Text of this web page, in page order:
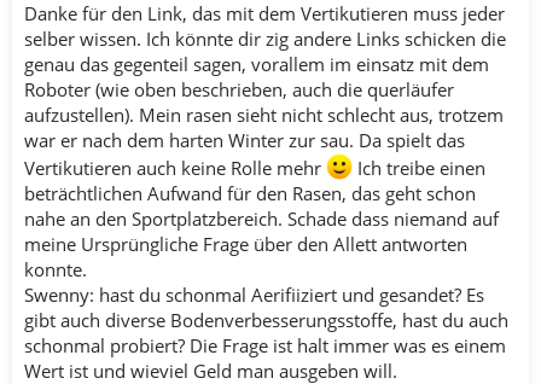
Danke für den Link, das mit dem Vertikutieren muss jeder
selber wissen. Ich könnte dir zig andere Links schicken die
genau das gegenteil sagen, vorallem im einsatz mit dem
Roboter (wie oben beschrieben, auch die querläufer
aufzustellen). Mein rasen sieht nicht schlecht aus, trotzem
war er nach dem harten Winter zur sau. Da spielt das
Vertikutieren auch keine Rolle mehr
Ich treibe einen
beträchtlichen Aufwand für den Rasen, das geht schon
nahe an den Sportplatzbereich. Schade dass niemand auf
meine Ursprüngliche Frage über den Allett antworten
konnte.
Swenny: hast du schonmal Aerifiiziert und gesandet? Es
gibt auch diverse Bodenverbesserungsstoffe, hast du auch
schonmal probiert? Die Frage ist halt immer was es einem
Wert ist und wieviel Geld man ausgeben will.